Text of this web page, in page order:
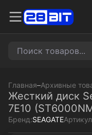
Главная–Архивные
Жесткий диск
7E10
Бренд:SEAGATE